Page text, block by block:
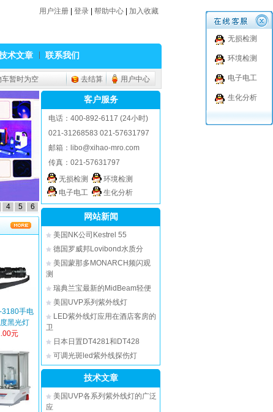
用户注册 登录 帮助中心 加入收藏
术文章 联系我们
车暂时为空 去结算 用户中心
无损检测
环境检测
电子电工
生化分析
4 5 6
3180手电
黑光灯
元
客户服务
电话：400-892-6117 (24小时)
021-31268583 021-57631797
邮箱： libo@xihao-mro.com
传真：021-57631797
无损检测
环境检测
电子电工
生化分析
网站新闻
美国NK公司Kestrel 55
德国罗威邦Lovibond水质分
美国蒙那多MONARCH频闪观
测
瑞典兰宝最新的MidBeam轻便
美国UVP系列紫外线灯
LED紫外线灯应用在酒店客房的
卫
日本日置DT4281和DT428
可调光斑led紫外线探伤灯
技术文章
美国UVP各系列紫外线灯的广泛
应